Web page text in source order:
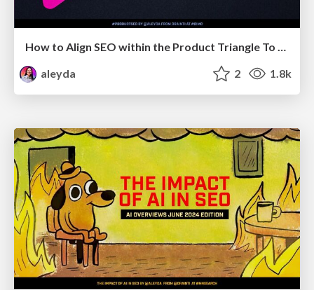
How to Align SEO within the Product Triangle To Get Buy-In & Support - #RIMC
aleyda
2 1.8k